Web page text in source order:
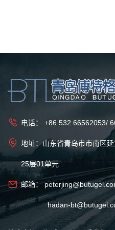
电话： +86 532 66562053/
地址：山东省青岛市市南区
25层01单元
邮箱：
hadan-